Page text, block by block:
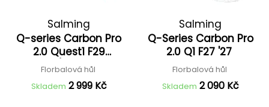
Salming
Q-series Carbon Pro
2.0 Quest1 F29
Black/Silver '26
Florbalová hůl
Skladem 2 999 Kč
Salming
Q-Series Carbon Pro
2.0 Q1 F27 '27
Florbalová hůl
Skladem 2 090 Kč